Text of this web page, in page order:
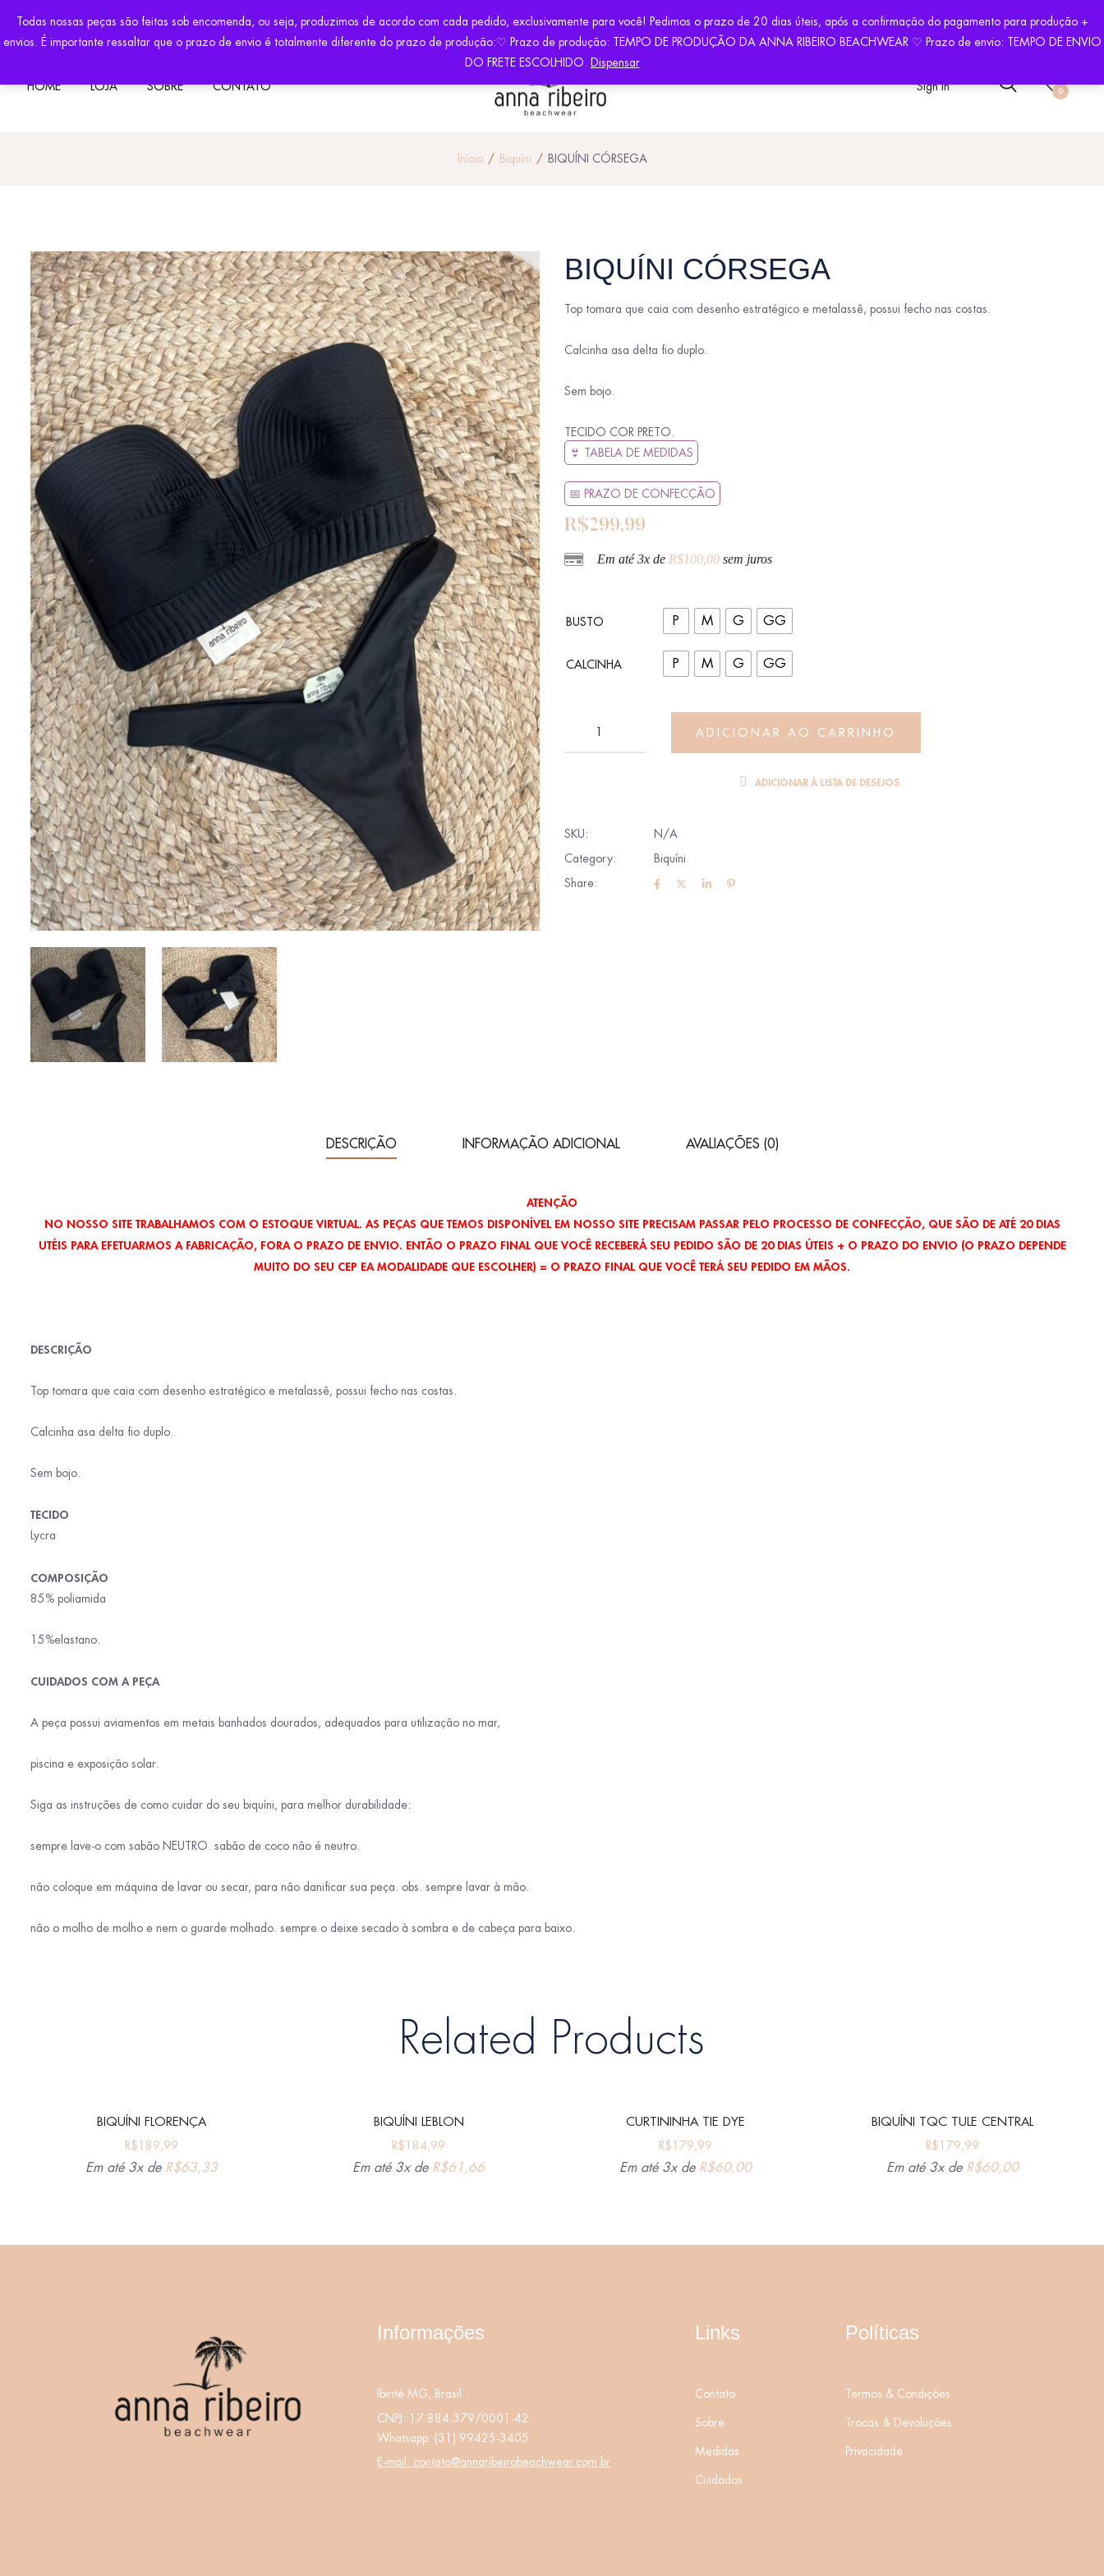
Todas nossas peças são feitas sob encomenda, ou seja, produzimos de acordo com cada pedido, exclusivamente para você! Pedimos o prazo de 20 dias úteis, após a confirmação do pagamento para produção +
envios. É importante ressaltar que o prazo de envio é totalmente diferente do prazo de produção:♡ Prazo de produção: TEMPO DE PRODUÇÃO DA ANNA RIBEIRO BEACHWEAR ♡ Prazo de envio: TEMPO DE ENVIO
DO FRETE ESCOLHIDO. Dispensar
FRETE PAC É POR NOSSA CONTA A PARTIR DE 500,00 EM COMPRAS!COMPRE AGORA
HOME LOJA SOBRE CONTATO Sign In 0
Início Biquíni BIQUÍNI CÓRSEGA
BIQUÍNI CÓRSEGA
Top tomara que caia com desenho estratégico e metalassê, possui fecho nas costas.
Calcinha asa delta fio duplo.
Sem bojo.
TECIDO COR PRETO.
👙 TABELA DE MEDIDAS
📅 PRAZO DE CONFECÇÃO
R$299,99
Em até 3x de R$100,00 sem juros
BUSTO P M G GG
CALCINHA P M G GG
ADICIONAR AO CARRINHO
ADICIONAR À LISTA DE DESEJOS
SKU:
N/A
Category:
Biquíni
Share:
DESCRIÇÃO INFORMAÇÃO ADICIONAL AVALIAÇÕES (0)
ATENÇÃO
NO NOSSO SITE TRABALHAMOS COM O ESTOQUE VIRTUAL. AS PEÇAS QUE TEMOS DISPONÍVEL EM NOSSO SITE PRECISAM PASSAR PELO PROCESSO DE CONFECÇÃO, QUE SÃO DE ATÉ 20 DIAS
UTÉIS PARA EFETUARMOS A FABRICAÇÃO, FORA O PRAZO DE ENVIO. ENTÃO O PRAZO FINAL QUE VOCÊ RECEBERÁ SEU PEDIDO SÃO DE 20 DIAS ÚTEIS + O PRAZO DO ENVIO (O PRAZO DEPENDE
MUITO DO SEU CEP EA MODALIDADE QUE ESCOLHER) = O PRAZO FINAL QUE VOCÊ TERÁ SEU PEDIDO EM MÃOS.
DESCRIÇÃO
Top tomara que caia com desenho estratégico e metalassê, possui fecho nas costas.
Calcinha asa delta fio duplo.
Sem bojo.
TECIDO
Lycra
COMPOSIÇÃO
85% poliamida
15%elastano.
CUIDADOS COM A PEÇA
A peça possui aviamentos em metais banhados dourados, adequados para utilização no mar,
piscina e exposição solar.
Siga as instruções de como cuidar do seu biquíni, para melhor durabilidade:
sempre lave-o com sabão NEUTRO. sabão de coco não é neutro.
não coloque em máquina de lavar ou secar, para não danificar sua peça. obs. sempre lavar à mão.
não o molho de molho e nem o guarde molhado. sempre o deixe secado à sombra e de cabeça para baixo.
Related Products
BIQUÍNI FLORENÇA
R$189,99
Em até 3x de R$63,33
BIQUÍNI LEBLON
R$184,99
Em até 3x de R$61,66
CURTININHA TIE DYE
R$179,99
Em até 3x de R$60,00
BIQUÍNI TQC TULE CENTRAL
R$179,99
Em até 3x de R$60,00
Informações
Ibirité MG, Brasil
CNPJ: 17.884.379/0001-42
Whatsapp: (31) 99425-3405
E-mail: contato@annaribeirobeachwear.com.br
Links
Contato
Sobre
Medidas
Cuidados
Políticas
Termos & Condições
Trocas & Devoluções
Privacidade